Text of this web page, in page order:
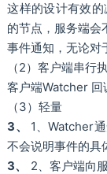
这样的设计有效
的节点，服务端会
事件通知，无论对
（2）客户端串行
客户端Watcher 回
（3）轻量
3、
1、Watcher
不会说明事件的具
3、
2、客户端向